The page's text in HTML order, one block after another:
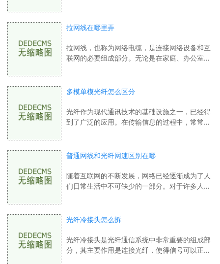
拉网线在哪里弄
拉网线，也称为网络电缆，是连接网络设备和互
联网的必要组成部分。无论是在家庭、办公室还
多模单模光纤怎么区分
光纤作为现代通讯技术的基础设施之一，已经得
到了广泛的应用。在传输信息的过程中，常常需
普通网线和光纤网速区别在哪
随着互联网的不断发展，网络已经逐渐成为了人
们日常生活中不可缺少的一部分。对于许多人来
光纤冷接头怎么拆
光纤冷接头是光纤通信系统中非常重要的组成部
分，其主要作用是连接光纤，使得信号可以正常